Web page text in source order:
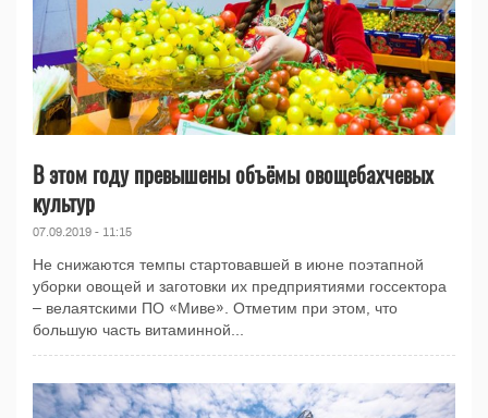
В этом году превышены объёмы овощебахчевых
культур
07.09.2019 - 11:15
Не снижаются темпы стартовавшей в июне поэтапной
уборки овощей и заготовки их предприятиями госсектора
– велаятскими ПО «Миве». Отметим при этом, что
большую часть витаминной...